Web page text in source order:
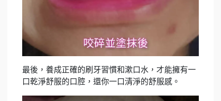
最後，養成正確的刷牙習慣和漱口水，才能擁有一
口乾淨舒服的口腔，還你一口清淨的舒服感。